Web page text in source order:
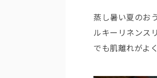
蒸し暑い夏のお
ルキーリネンス
でも肌離れがよ